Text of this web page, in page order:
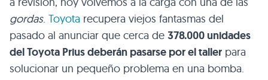
gordas. Toyota recupera viejos fantasmas del
pasado al anunciar que cerca de 378.000 unidades
del Toyota Prius deberán pasarse por el taller para
solucionar un pequeño problema en una bomba.